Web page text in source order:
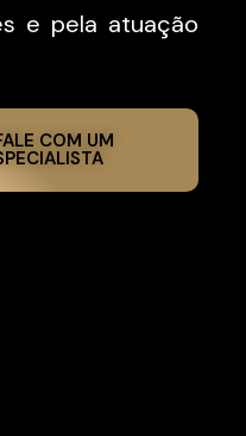
e pela atuação
COM UM